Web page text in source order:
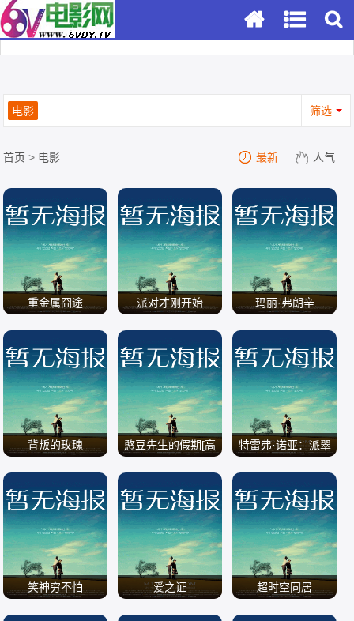
电影 筛选
首页 > 电影 最新 人气
重金属囧途
/
派对才刚开始
/
玛丽·弗朗辛
/
背叛的玫瑰
/
憨豆先生的假期[高
/
特雷弗·诺亚：派翠
/
笑神穷不怕 爱之证 超时空同居